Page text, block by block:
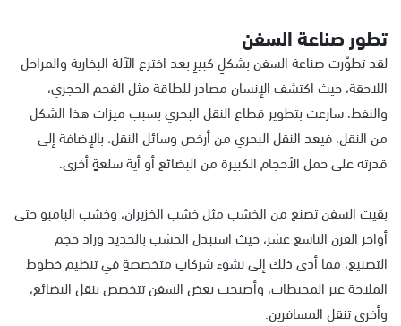
تطور صناعة السفن
لقد تطوّرت صناعة السفن بشكلٍ كبيرٍ بعد اخترع الآلة البخارية والمراحل
اللاحقة، حيث اكتشف الإنسان مصادر للطاقة مثل الفحم الحجري،
والنفط، سارعت بتطوير قطاع النقل البحري بسبب ميزات هذا الشكل
من النقل، فيعد النقل البحري من أرخص وسائل النقل، بالإضافة إلى
قدرته على حمل الأحجام الكبيرة من البضائع أو أية سلعةٍ أخرى.
بقيت السفن تصنع من الخشب مثل خشب الخزيران، وخشب البامبو حتى
أواخر القرن التاسع عشر، حيث استبدل الخشب بالحديد وزاد حجم
التصنيع، مما أدى ذلك إلى نشوء شركاتٍ متخصصةٍ في تنظيم خطوط
الملاحة عبر المحيطات، وأصبحت بعض السفن تتخصص بنقل البضائع،
وأخرى تنقل المسافرين.